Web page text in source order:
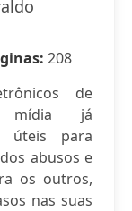
208
de
mídia já
úteis para
abusos e
os outros,
nas suas